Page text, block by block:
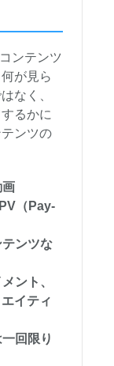
ンテンツ
が見ら
なく、
るかに
ンツの
画
（Pay-
ンツな
ント、
イティ
回限り